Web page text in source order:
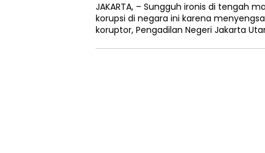
JAKARTA, – Sungguh ironis di tengah
korupsi di negara ini karena
koruptor, Pengadilan Negeri Jakarta